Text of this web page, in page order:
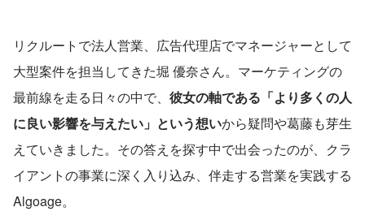
リクルートで法人営業、広告代理店でマネージャーとして
大型案件を担当してきた堀 優奈さん。マーケティングの
最前線を走る日々の中で、 彼女の軸である「より多くの人
に良い影響を与えたい」という想いから疑問や葛藤も芽生
えていきました。その答えを探す中で出会ったのが、クラ
イアントの事業に深く入り込み、伴走する営業を実践する
Algoage。